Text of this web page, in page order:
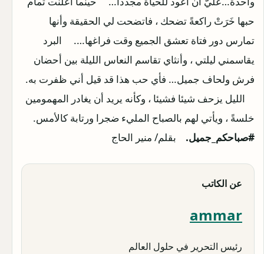
حبها خَرَتْ راكعةً تضحك ، فاتضحت لي الحقيقة وأنها
تمارس دور فتاة تعشق الجميع وقت فراغها…. البرد
يقاسمني ليلتي ، وأنثاي تقاسم النعاس الليلة بين أحضان
فرش ولحاف جميل… فأي حب هذا قد قيل أني ظفرت به.
الليل يزحف شيئا فشيئا ، وكأنه يريد أن يغادر المهمومين
خلسةً ، ويأتي لهم بالصباح المليء ضجرا ورتابة كالأمس.
#صباحكم_جميل.
بقلم/ منير الحاج
عن الكاتب
ammar
رئيس التحرير في حلول العالم